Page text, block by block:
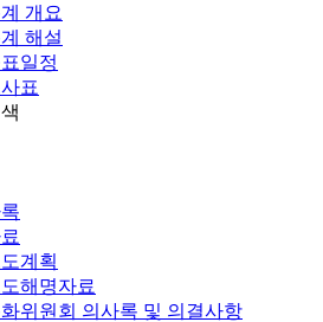
개요
해설
일정
표
계획
해명자료
위원회 의사록 및 의결사항